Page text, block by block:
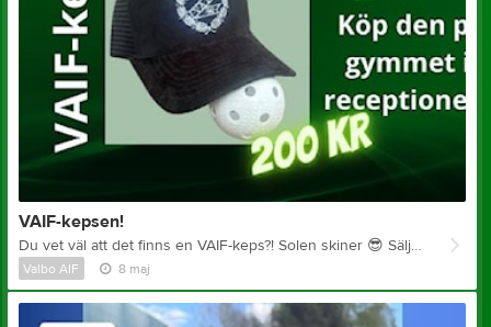
VAIF-kepsen!
Du vet väl att det finns en VAIF-keps?! Solen skiner 😎 Säljs i receptionen på Valbo Gym&Fitness. Öppet vardagar kl 17-20. Betalning via Swish i kassan.
Valbo AIF 8 maj